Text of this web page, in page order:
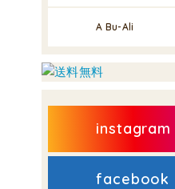
A Bu-Ali
instagram
facebook